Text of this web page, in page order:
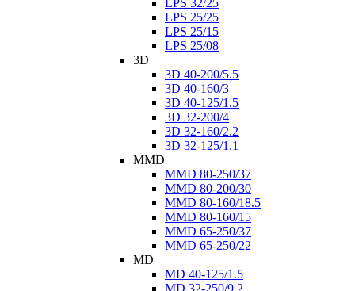
LPS 32/25
LPS 25/25
LPS 25/15
LPS 25/08
3D
3D 40-200/5.5
3D 40-160/3
3D 40-125/1.5
3D 32-200/4
3D 32-160/2.2
3D 32-125/1.1
MMD
MMD 80-250/37
MMD 80-200/30
MMD 80-160/18.5
MMD 80-160/15
MMD 65-250/37
MMD 65-250/22
MD
MD 40-125/1.5
MD 32-250/9.2